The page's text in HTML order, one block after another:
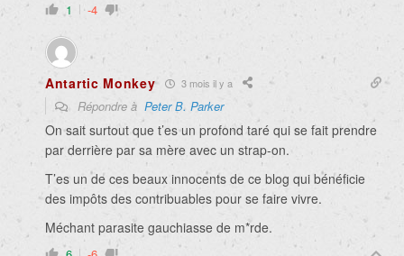
1 -4
Antartic Monkey 3 mois il y a
Répondre à Peter B. Parker
On sait surtout que t’es un profond taré qui se fait prendre
par derrière par sa mère avec un strap-on.
T’es un de ces beaux innocents de ce blog qui bénéficie
des impôts des contribuables pour se faire vivre.
Méchant parasite gauchiasse de m*rde.